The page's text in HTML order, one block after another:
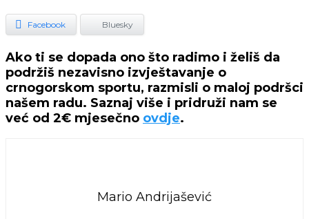
Facebook Bluesky
Ako ti se dopada ono što radimo i želiš da
podržiš nezavisno izvještavanje o
crnogorskom sportu, razmisli o maloj podršci
našem radu. Saznaj više i pridruži nam se
već od 2€ mjesečno ovdje.
Mario Andrijašević